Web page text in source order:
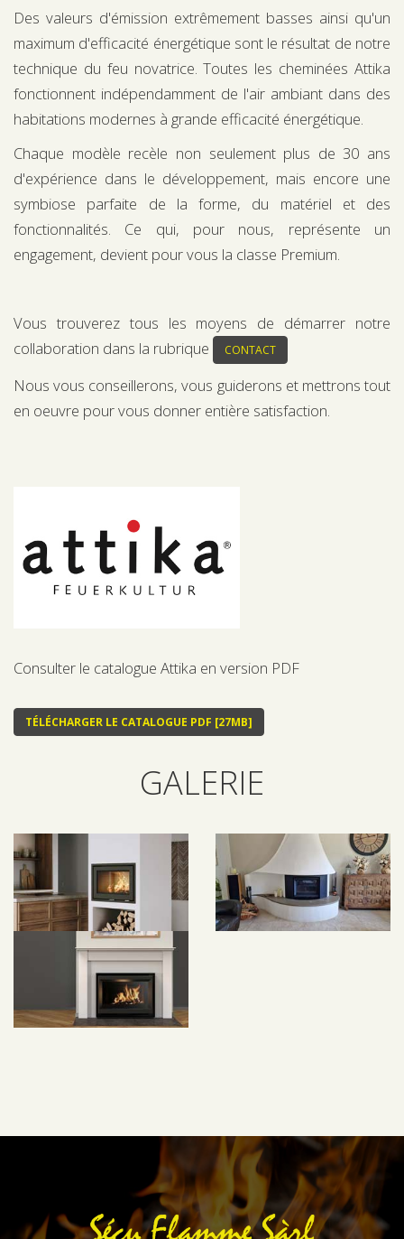
Des valeurs d'émission extrêmement basses ainsi qu'un
maximum d'efficacité énergétique sont le résultat de notre
technique du feu novatrice. Toutes les cheminées Attika
fonctionnent indépendamment de l'air ambiant dans des
habitations modernes à grande efficacité énergétique.
Chaque modèle recèle non seulement plus de 30 ans
d'expérience dans le développement, mais encore une
symbiose parfaite de la forme, du matériel et des
fonctionnalités. Ce qui, pour nous, représente un
engagement, devient pour vous la classe Premium.
Vous trouverez tous les moyens de démarrer notre
collaboration dans la rubrique
CONTACT
Nous vous conseillerons, vous guiderons et mettrons tout
en oeuvre pour vous donner entière satisfaction.
Consulter le catalogue Attika en version PDF
TÉLÉCHARGER LE CATALOGUE PDF [27MB]
GALERIE